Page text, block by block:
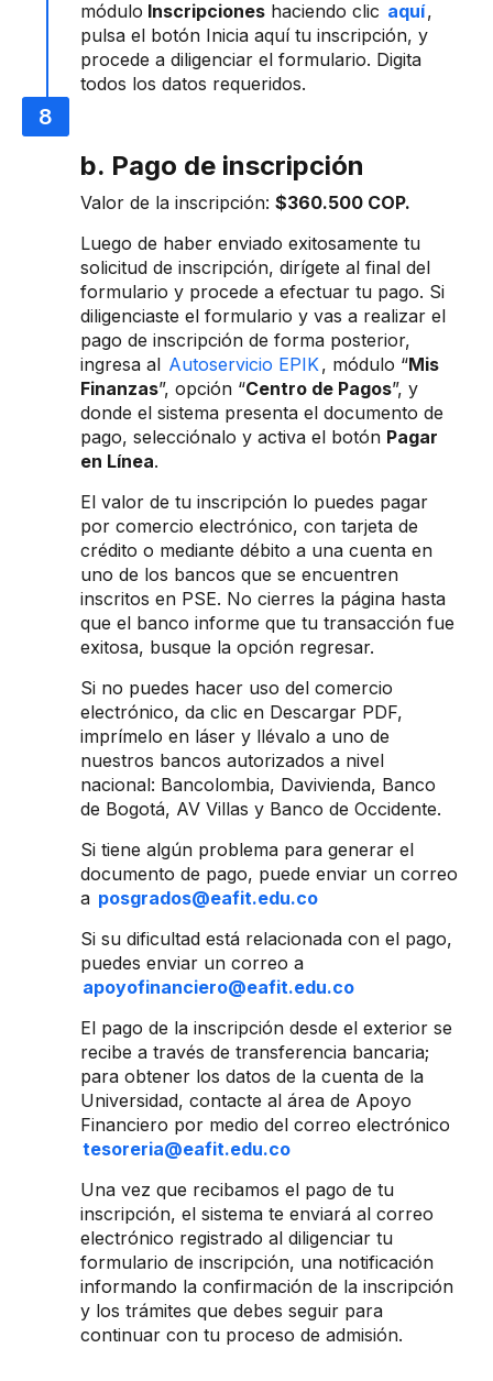
módulo Inscripciones haciendo clic aquí,
pulsa el botón Inicia aquí tu inscripción, y
procede a diligenciar el formulario. Digita
todos los datos requeridos.
b. Pago de inscripción
Valor de la inscripción: $360.500 COP.
Luego de haber enviado exitosamente tu
solicitud de inscripción, dirígete al final del
formulario y procede a efectuar tu pago. Si
diligenciaste el formulario y vas a realizar el
pago de inscripción de forma posterior,
ingresa al Autoservicio EPIK, módulo “Mis
Finanzas”, opción “Centro de Pagos”, y
donde el sistema presenta el documento de
pago, selecciónalo y activa el botón Pagar
en Línea.
El valor de tu inscripción lo puedes pagar
por comercio electrónico, con tarjeta de
crédito o mediante débito a una cuenta en
uno de los bancos que se encuentren
inscritos en PSE. No cierres la página hasta
que el banco informe que tu transacción fue
exitosa, busque la opción regresar.
Si no puedes hacer uso del comercio
electrónico, da clic en Descargar PDF,
imprímelo en láser y llévalo a uno de
nuestros bancos autorizados a nivel
nacional: Bancolombia, Davivienda, Banco
de Bogotá, AV Villas y Banco de Occidente.
Si tiene algún problema para generar el
documento de pago, puede enviar un correo
a posgrados@eafit.edu.co
Si su dificultad está relacionada con el pago,
puedes enviar un correo a
apoyofinanciero@eafit.edu.co
El pago de la inscripción desde el exterior se
recibe a través de transferencia bancaria;
para obtener los datos de la cuenta de la
Universidad, contacte al área de Apoyo
Financiero por medio del correo electrónico
tesoreria@eafit.edu.co
Una vez que recibamos el pago de tu
inscripción, el sistema te enviará al correo
electrónico registrado al diligenciar tu
formulario de inscripción, una notificación
informando la confirmación de la inscripción
y los trámites que debes seguir para
continuar con tu proceso de admisión.